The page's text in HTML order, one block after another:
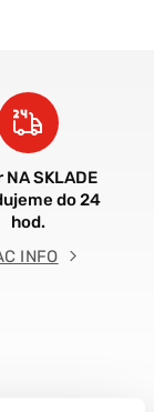
NA SKLADE
do 24
hod.
INFO